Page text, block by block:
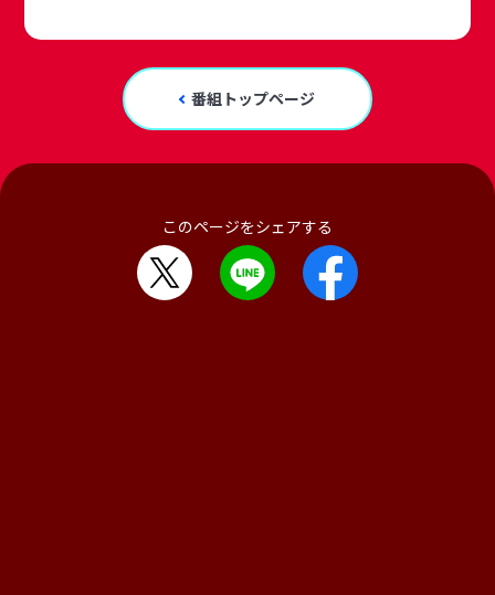
番組トップページ
このページをシェアする